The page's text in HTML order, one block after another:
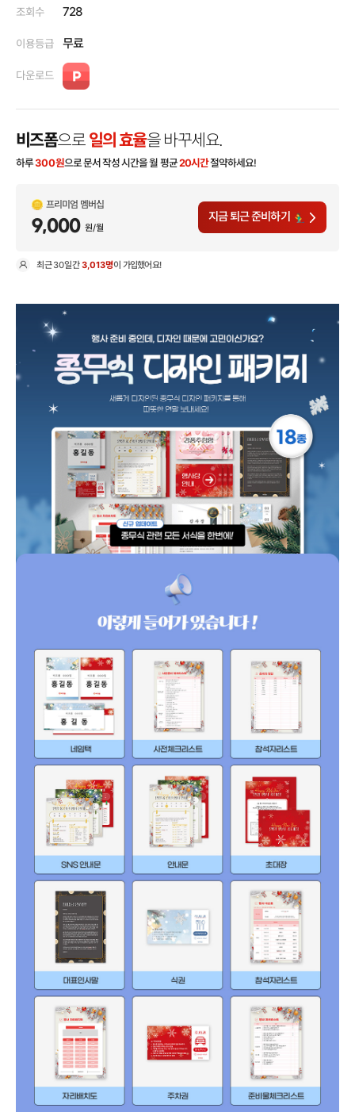
조회수 728
이용등급 무료
다운로드
비즈폼으로 일의 효율을 바꾸세요.
하루300원으로 문서 작성 시간을 월 평균20시간절약하세요!
프리미엄 멤버십
9,000 원/월
지금 퇴근 준비하기
최근30일간3,013명이 가입했어요!